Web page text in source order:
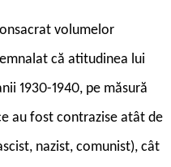
volumelor
că atitudinea lui
1930-1940, pe măsură
au fost contrazise atât de
nazist, comunist), cât